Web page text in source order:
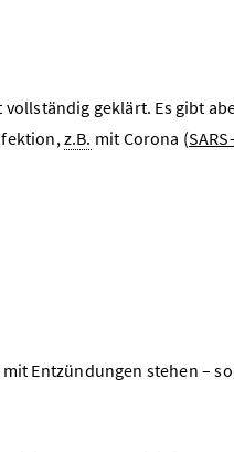
vollständig geklärt. Es gibt
z.B. mit Corona (
Entzündungen stehen –